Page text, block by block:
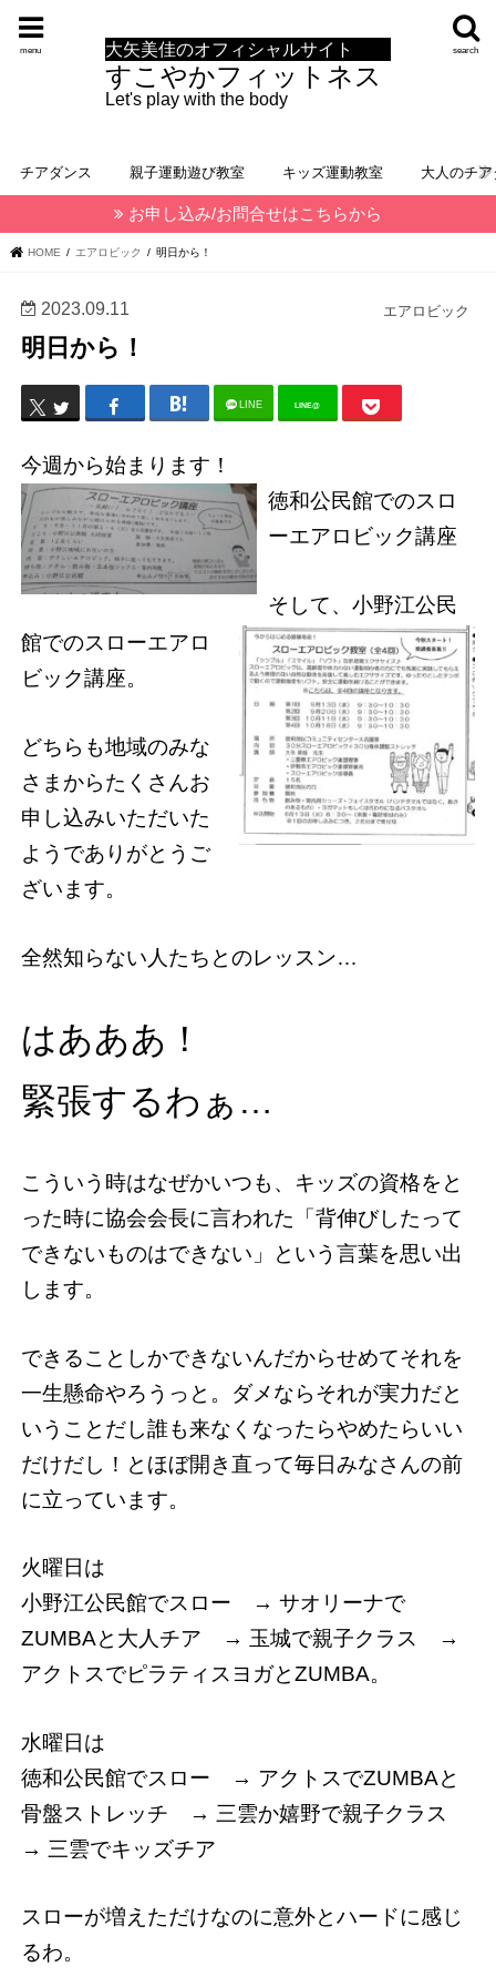
大矢美佳のオフィシャルサイト
すこやかフィットネス
Let's play with the body
search
menu
チアダンス 親子運動遊び教室 キッズ運動教室 大人のチ
お申し込み/お問合せはこちらから
HOME エアロビック 明日から！
エアロビック
2023.09.11
明日から！
LINE LINE@
今週から始まります！
徳和公民館でのスロ
ーエアロビック講座
そして、小野江公民
館でのスローエアロ
ビック講座。
どちらも地域のみな
さまからたくさんお
申し込みいただいた
ようでありがとうご
ざいます。
全然知らない人たちとのレッスン…
はあああ！
緊張するわぁ…
こういう時はなぜかいつも、キッズの資格をと
った時に協会会長に言われた「背伸びしたって
できないものはできない」という言葉を思い出
します。
できることしかできないんだからせめてそれを
一生懸命やろうっと。ダメならそれが実力だと
いうことだし誰も来なくなったらやめたらいい
だけだし！とほぼ開き直って毎日みなさんの前
に立っています。
火曜日は
小野江公民館でスロー → サオリーナで
ZUMBAと大人チア → 玉城で親子クラス →
アクトスでピラティスヨガとZUMBA。
水曜日は
徳和公民館でスロー → アクトスでZUMBAと
骨盤ストレッチ → 三雲か嬉野で親子クラス
→ 三雲でキッズチア
スローが増えただけなのに意外とハードに感じ
るわ。